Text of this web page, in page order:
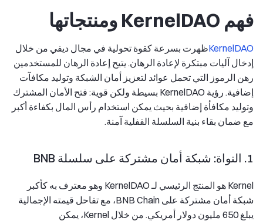
فهم KernelDAO ومنتجاتها
KernelDAOظهرت بسرعة كقوة تحولية في مجال ديفي من خلال
إدخال آليات مبتكرة لإعادة الرهان. يتيح إعادة الرهان للمستخدمين
رهن الرموز التي تحمل عوائد لتعزيز أمان الشبكة وتوليد مكافآت
إضافية. رؤية KernelDAO بسيطة ولكن قوية: فتح الأمان المشترك
وتوليد مكافأة إضافية بحيث يمكن استخدام رأس المال بكفاءة أكبر
مع ضمان بقاء بنية السلسلة القفلية آمنة.
1. النواة: شبكة أمان مشتركة على سلسلة BNB
Kernel هو المنتج الرئيسي لـ KernelDAO وهو معترف به كأكبر
شبكة أمان مشتركة على BNB Chain، مع تفاحل قيمته الإجمالية
يبلغ 650 مليون دولار أمريكي. من خلال Kernel، يمكن